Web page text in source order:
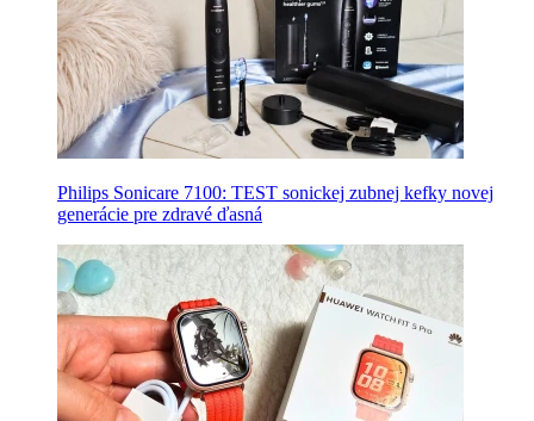
Philips Sonicare 7100: TEST sonickej zubnej kefky novej
generácie pre zdravé ďasná